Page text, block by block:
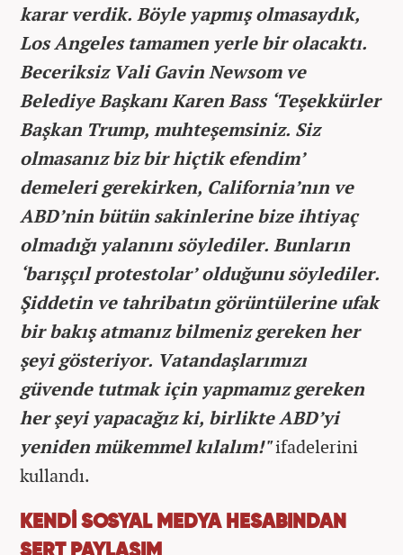
karar verdik. Böyle yapmış olmasaydık,
Los Angeles tamamen yerle bir olacaktı.
Beceriksiz Vali Gavin Newsom ve
Belediye Başkanı Karen Bass ‘Teşekkürler
Başkan Trump, muhteşemsiniz. Siz
olmasanız biz bir hiçtik efendim’
demeleri gerekirken, California’nın ve
ABD’nin bütün sakinlerine bize ihtiyaç
olmadığı yalanını söylediler. Bunların
‘barışçıl protestolar’ olduğunu söylediler.
Şiddetin ve tahribatın görüntülerine ufak
bir bakış atmanız bilmeniz gereken her
şeyi gösteriyor. Vatandaşlarımızı
güvende tutmak için yapmamız gereken
her şeyi yapacağız ki, birlikte ABD’yi
yeniden mükemmel kılalım!"ifadelerini
kullandı.
KENDİ SOSYAL MEDYA HESABINDAN
SERT PAYLAŞIM